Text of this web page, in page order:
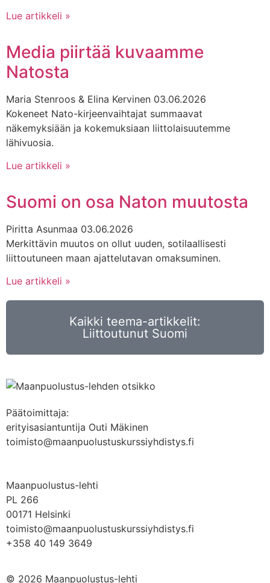
Lue artikkeli »
Media piirtää kuvaamme
Natosta
Maria Stenroos & Elina Kervinen 03.06.2026
Kokeneet Nato-kirjeenvaihtajat summaavat
näkemyksiään ja kokemuksiaan liittolaisuutemme
lähivuosia.
Lue artikkeli »
Suomi on osa Naton muutosta
Piritta Asunmaa 03.06.2026
Merkittävin muutos on ollut uuden, sotilaallisesti
liittoutuneen maan ajattelutavan omaksuminen.
Lue artikkeli »
Kaikki teema-artikkelit:
Liittoutunut Suomi
Päätoimittaja:
erityisasiantuntija Outi Mäkinen
toimisto@maanpuolustuskurssiyhdistys.fi
Maanpuolustus-lehti
PL 266
00171 Helsinki
toimisto@maanpuolustuskurssiyhdistys.fi
+358 40 149 3649
© 2026 Maanpuolustus-lehti